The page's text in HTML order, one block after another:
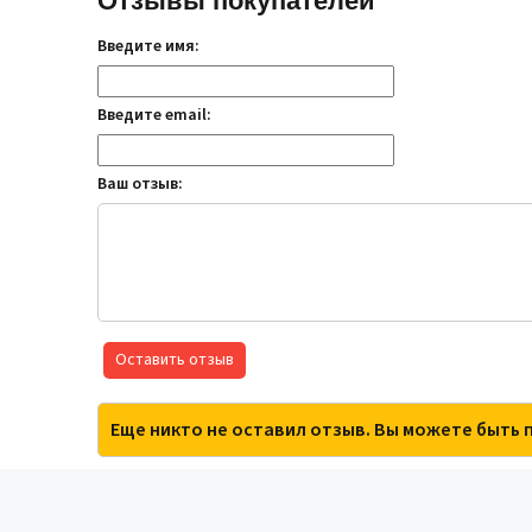
Введите имя:
Введите email:
Ваш отзыв:
Оставить отзыв
Еще никто не оставил отзыв. Вы можете быть